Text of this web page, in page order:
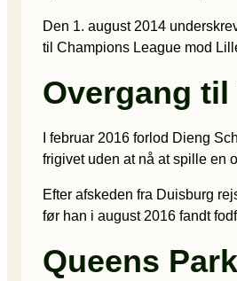
Den 1. august 2014
til Champions League mod
Overgang
I februar 2016 forlod Dieng
frigivet uden at nå at spille en
Efter afskeden fra Duisburg
før han i august 2016 fandt
Queens